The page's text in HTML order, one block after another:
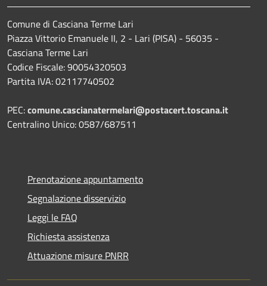
Comune di Casciana Terme Lari
Piazza Vittorio Emanuele II, 2 - Lari (PISA) - 56035 -
Casciana Terme Lari
Codice Fiscale: 90054320503
Partita IVA: 02117740502
PEC:comune.cascianatermelari@postacert.toscana.it
Centralino Unico: 0587/687511
Prenotazione appuntamento
Segnalazione disservizio
Leggi le FAQ
Richiesta assistenza
Attuazione misure PNRR